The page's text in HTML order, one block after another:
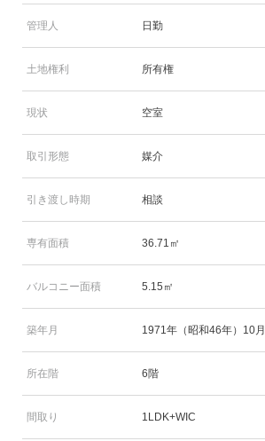
管理人 日勤
土地権利 所有権
現状 空室
取引形態 媒介
引き渡し時期 相談
専有面積 36.71㎡
バルコニー面積 5.15㎡
築年月 1971年（昭和46年）10月
所在階 6階
間取り 1LDK+WIC